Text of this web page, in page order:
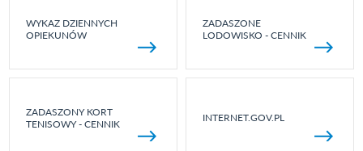
WYKAZ DZIENNYCH
OPIEKUNÓW
ZADASZONE
LODOWISKO - CENNIK
ZADASZONY KORT
TENISOWY - CENNIK
INTERNET.GOV.PL